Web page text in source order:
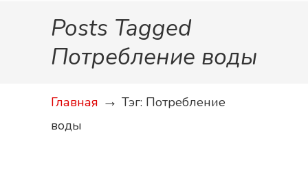
Posts Tagged
Потребление воды
Главная → Тэг: Потребление
воды